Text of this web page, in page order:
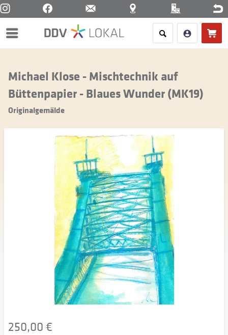
Menü
Michael Klose - Mischtechnik auf
Büttenpapier - Blaues Wunder (MK19)
Originalgemälde
250,00 €